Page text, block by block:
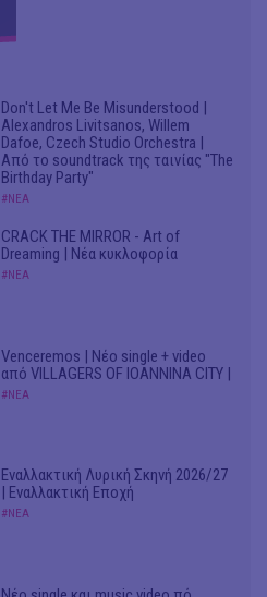
Don't Let Me Be Misunderstood |
Alexandros Livitsanos, Willem
Dafoe, Czech Studio Orchestra |
Από το soundtrack της ταινίας "The
Birthday Party"
#ΝΕΑ
CRACK THE MIRROR - Art of
Dreaming | Νέα κυκλοφορία
#ΝΕΑ
Venceremos | Νέο single + video
από VILLAGERS OF IOANNINA CITY |
#ΝΕΑ
Εναλλακτική Λυρική Σκηνή 2026/27
| Εναλλακτική Εποχή
#ΝΕΑ